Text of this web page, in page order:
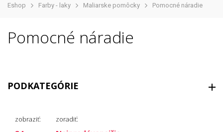
Eshop Farby - laky Maliarske pomôcky Pomocné náradie
Pomocné náradie
PODKATEGÓRIE
Valčeky
zobraziť: zoradiť: